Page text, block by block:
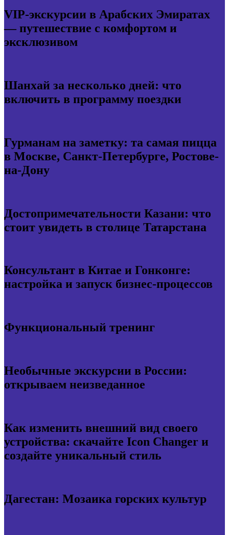
VIP-экскурсии в Арабских Эмиратах
— путешествие с комфортом и
эксклюзивом
Шанхай за несколько дней: что
включить в программу поездки
Гурманам на заметку: та самая пицца
в Москве, Санкт-Петербурге, Ростове-
на-Дону
Достопримечательности Казани: что
стоит увидеть в столице Татарстана
Консультант в Китае и Гонконге:
настройка и запуск бизнес-процессов
Функциональный тренинг
Необычные экскурсии в России:
открываем неизведанное
Как изменить внешний вид своего
устройства: скачайте Icon Changer и
создайте уникальный стиль
Дагестан: Мозаика горских культур